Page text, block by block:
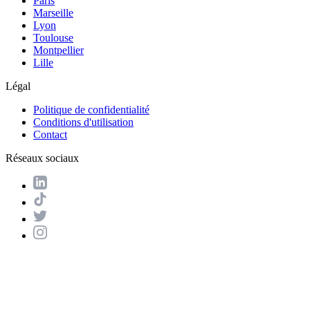
Marseille
Lyon
Toulouse
Montpellier
Lille
Légal
Politique de confidentialité
Conditions d'utilisation
Contact
Réseaux sociaux